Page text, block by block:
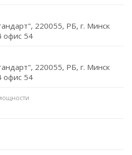
220055, РБ, г. Минск
офис 54
220055, РБ, г. Минск
офис 54